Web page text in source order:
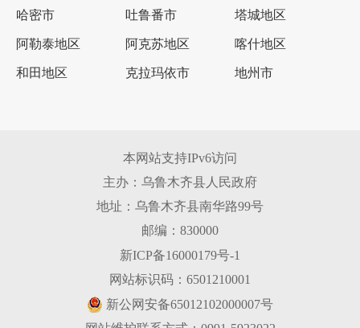
哈密市 吐鲁番市 塔城地区
阿勒泰地区 阿克苏地区 喀什地区
和田地区 克拉玛依市 地州市
本网站支持IPv6访问
主办：乌鲁木齐县人民政府
地址：乌鲁木齐县南华路99号
邮编：830000
新ICP备16000179号-1
网站标识码：6501210001
新公网安备65012102000007号